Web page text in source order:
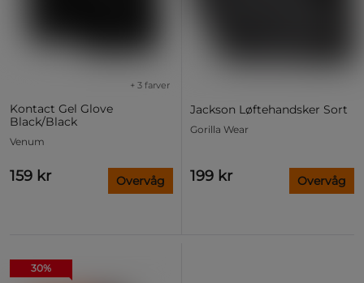
Kontact Gel Glove
Black/Black
+ 3 farver
Venum
159 kr Overvåg
Jackson Løftehandsker Sort
Gorilla Wear
199 kr Overvåg
30%